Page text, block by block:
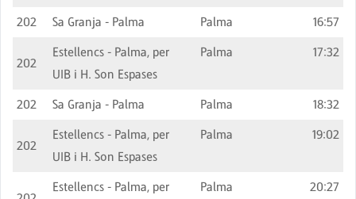
202 Sa Granja - Palma Palma 16:57
202
Estellencs - Palma, per
UIB i H. Son Espases
Palma 17:32
202 Sa Granja - Palma Palma 18:32
202
Estellencs - Palma, per
UIB i H. Son Espases
Palma 19:02
Estellencs - Palma, per
Palma 20:27